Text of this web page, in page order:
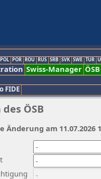
POL POR ROU RUS SRB SVK SWE TUR
Swiss-Manager ÖSB
FIDE
ÖSB
Änderung am